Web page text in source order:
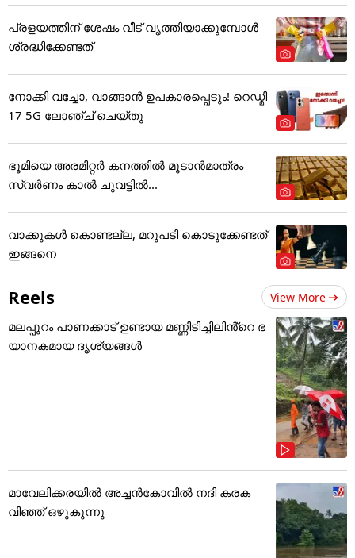
പ്രളയത്തിന് ശേഷം വീട് വൃത്തിയാക്കുമ്പോൾ
ശ്രദ്ധിക്കേണ്ടത്
നോക്കി വച്ചോ, വാങ്ങാൻ ഉപകാരപ്പെടും! റെഡ്മി
17 5G ലോഞ്ച് ചെയ്തു
ഭൂമിയെ അരമിറ്റർ കനത്തിൽ മൂടാൻമാത്രം
സ്വർണം കാൽ ചുവട്ടിൽ...
വാക്കുകൾ കൊണ്ടല്ല, മറുപടി കൊടുക്കേണ്ടത്
ഇങ്ങനെ
Reels View More
മലപ്പുറം പാണക്കാട് ഉണ്ടായ മണ്ണിടിച്ചിലിൻ്റെ ഭ
യാനകമായ ദൃശ്യങ്ങൾ
മാവേലിക്കരയിൽ അച്ചൻകോവിൽ നദി കരക
വിഞ്ഞ് ഒഴുകുന്നു